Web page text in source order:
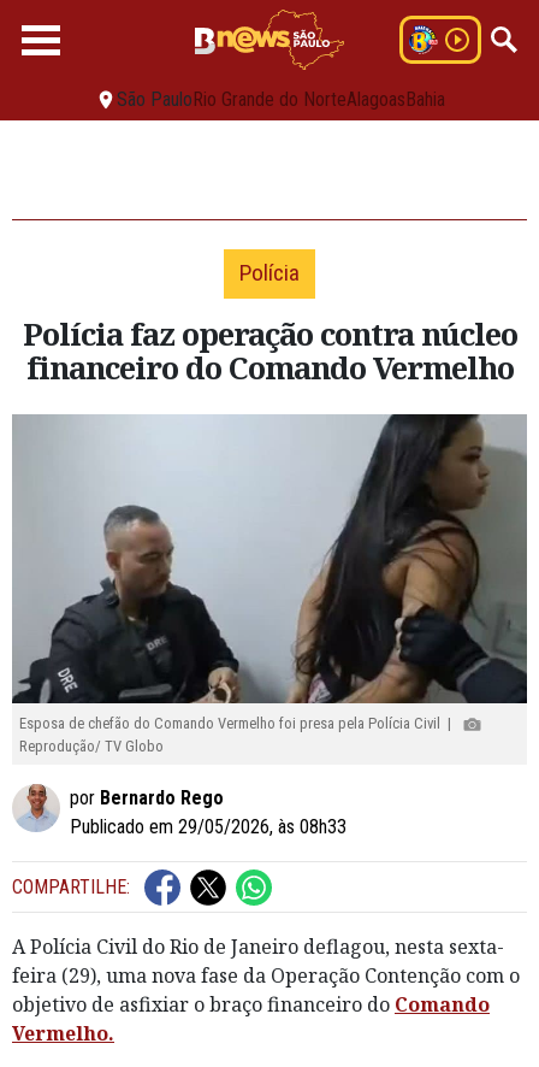
São PauloRio Grande do NorteAlagoasBahia
Polícia
Polícia faz operação contra núcleo
financeiro do Comando Vermelho
Esposa de chefão do Comando Vermelho foi presa pela Polícia Civil |
Reprodução/ TV Globo
por Bernardo Rego
Publicado em 29/05/2026, às 08h33
COMPARTILHE:
A Polícia Civil do Rio de Janeiro deflagou, nesta sexta-
feira (29), uma nova fase da Operação Contenção com o
objetivo de asfixiar o braço financeiro do Comando
Vermelho.